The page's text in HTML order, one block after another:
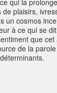
qui la
plaisirs,
un cosmos
à ce qui se
que
de la